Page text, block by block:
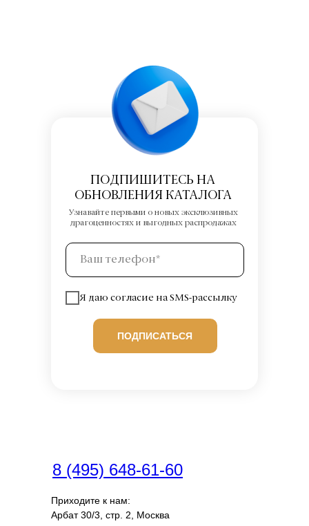
Я даю согласие на SMS-рассылку
ПОДПИСАТЬСЯ
ПОДПИШИТЕСЬ НА
ОБНОВЛЕНИЯ КАТАЛОГА
Узнавайте первыми о новых эксклюзивных
драгоценностях и выгодных распродажах
Приходите к нам:
Арбат 30/3, стр. 2, Москва
8 (495) 648-61-60